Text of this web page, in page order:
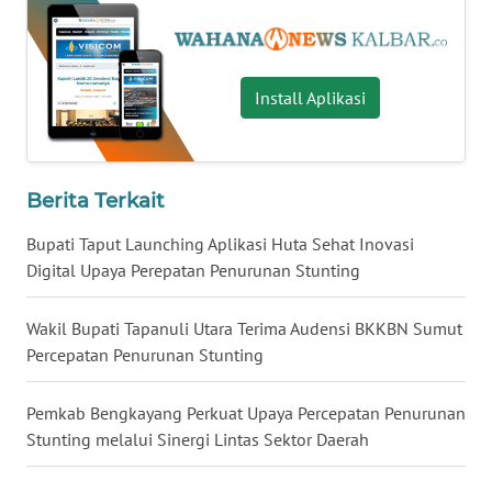
Install Aplikasi
Berita Terkait
Bupati Taput Launching Aplikasi Huta Sehat Inovasi
Digital Upaya Perepatan Penurunan Stunting
Wakil Bupati Tapanuli Utara Terima Audensi BKKBN Sumut
Percepatan Penurunan Stunting
Pemkab Bengkayang Perkuat Upaya Percepatan Penurunan
Stunting melalui Sinergi Lintas Sektor Daerah
WN
NUSANTARA
WN
WN
JATIM
WN
WN